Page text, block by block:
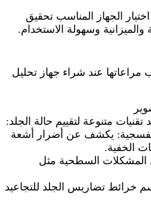
الجهاز المناسب تحقيق
والميزانية وسهولة الاستخدام.
مراعاتها عند شراء جهاز تحليل
متنوعة لتقييم حالة الجلد:
يكشف عن أضرار أشعة
الخفية.
السطحية مثل
خرائط تضاريس الجلد للتجاعيد